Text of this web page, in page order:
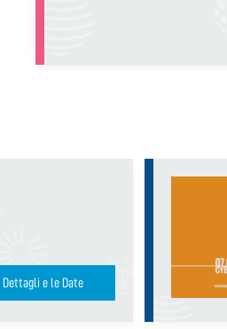
e le Date